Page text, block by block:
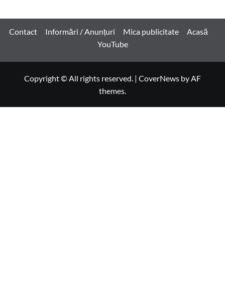
Contact Informări / Anunțuri Mica publicitate
Acasă
YouTube
Copyright © All rights reserved. | CoverNews by AF
themes.